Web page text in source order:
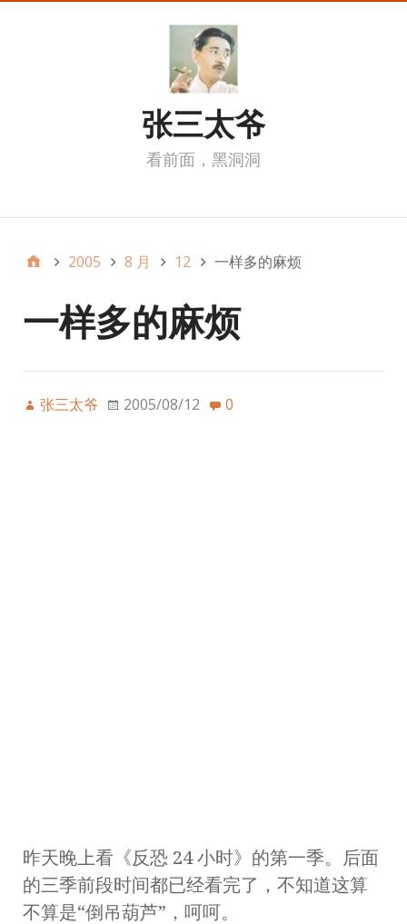
张三太爷
看前面，黑洞洞
2005 8 月 12 一样多的麻烦
一样多的麻烦
张三太爷 2005/08/12 0
昨天晚上看《反恐 24 小时》的第一季。后面
的三季前段时间都已经看完了，不知道这算
不算是“倒吊葫芦”，呵呵。